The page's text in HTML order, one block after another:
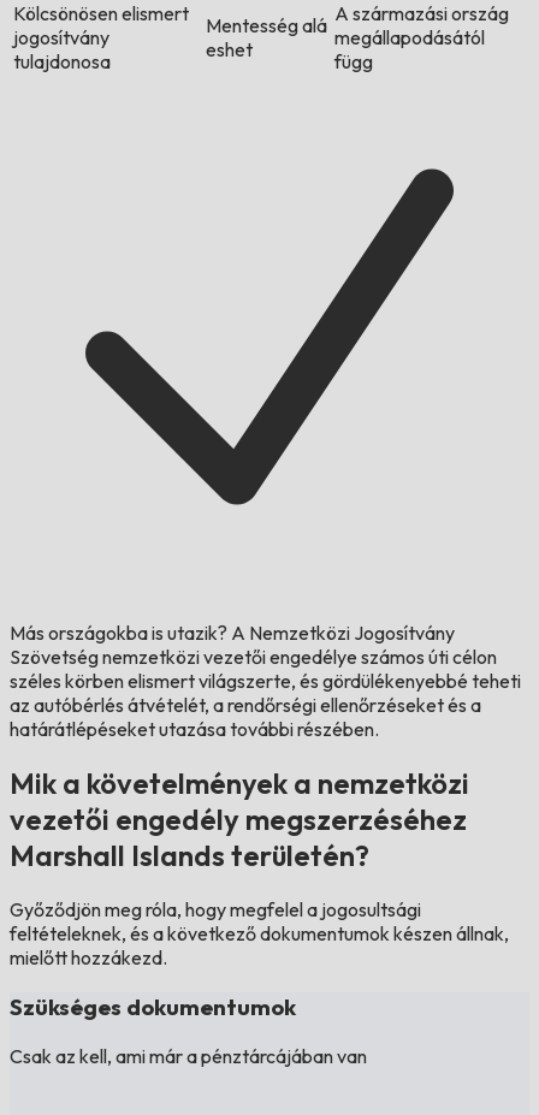
Kölcsönösen elismert
jogosítvány
tulajdonosa
Mentesség alá
eshet
A származási ország
megállapodásától
függ
Más országokba is utazik? A Nemzetközi Jogosítvány
Szövetség nemzetközi vezetői engedélye számos úti célon
széles körben elismert világszerte, és gördülékenyebbé teheti
az autóbérlés átvételét, a rendőrségi ellenőrzéseket és a
határátlépéseket utazása további részében.
Mik a követelmények a nemzetközi
vezetői engedély megszerzéséhez
Marshall Islands területén?
Győződjön meg róla, hogy megfelel a jogosultsági
feltételeknek, és a következő dokumentumok készen állnak,
mielőtt hozzákezd.
Szükséges dokumentumok
Csak az kell, ami már a pénztárcájában van